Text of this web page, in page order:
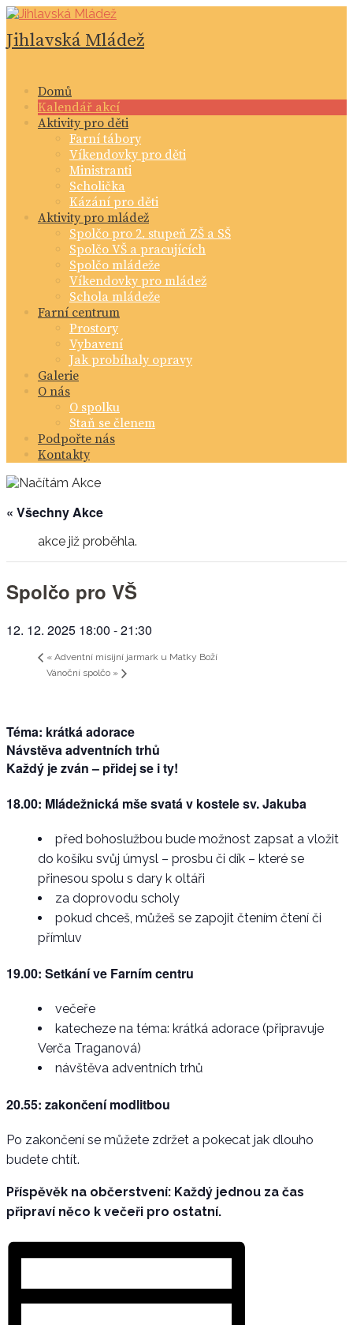
Skip
content
Jihlavská Mládež
Domů
Kalendář akcí
Aktivity pro děti
Farní tábory
Víkendovky pro děti
Ministranti
Scholička
Kázání pro děti
Aktivity pro mládež
Spolčo pro 2. stupeň ZŠ a SŠ
Spolčo VŠ a pracujících
Spolčo mládeže
Víkendovky pro mládež
Schola mládeže
Farní centrum
Prostory
Vybavení
Jak probíhaly opravy
Galerie
O nás
O spolku
Staň se členem
Podpořte nás
Kontakty
« Všechny Akce
akce již proběhla.
Spolčo pro VŠ
12. 12. 2025 18:00 -21:30
« Adventní misijní jarmark u Matky Boží
Vánoční spolčo »
Téma: krátká adorace
Návstěva adventních trhů
Každý je zván – přidej se i ty!
18.00: Mládežnická mše svatá v kostele sv. Jakuba
před bohoslužbou bude možnost zapsat a vložit
do košíku svůj úmysl – prosbu či dík – které se
přinesou spolu s dary k oltáři
za doprovodu scholy
pokud chceš, můžeš se zapojit čtením čtení či
přímluv
19.00: Setkání ve Farním centru
večeře
katecheze na téma: krátká adorace (připravuje
Verča Traganová)
návštěva adventních trhů
20.55: zakončení modlitbou
Po zakončení se můžete zdržet a pokecat jak dlouho
budete chtít.
Příspěvěk na občerstvení: Každý jednou za čas
připraví něco k večeři pro ostatní.